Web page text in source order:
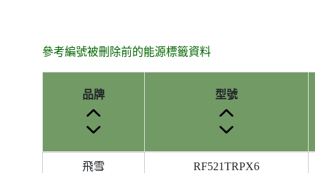
參考編號被刪除前的能源標籤資料
品牌 型號
飛雪 RF521TRPX6